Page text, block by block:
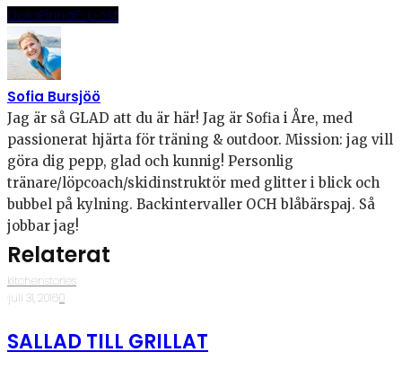
DelaPinnaE-post
Sofia Bursjöö
Jag är så GLAD att du är här! Jag är Sofia i Åre, med
passionerat hjärta för träning & outdoor. Mission: jag vill
göra dig pepp, glad och kunnig! Personlig
tränare/löpcoach/skidinstruktör med glitter i blick och
bubbel på kylning. Backintervaller OCH blåbärspaj. Så
jobbar jag!
Relaterat
kitchenstories
·juli 31, 2016·0
SALLAD TILL GRILLAT